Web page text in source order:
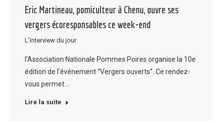
Eric Martineau, pomiculteur à Chenu, ouvre ses
vergers écoresponsables ce week-end
L'interview du jour
l’Association Nationale Pommes Poires organise la 10e
édition de l’événement “Vergers ouverts”. Ce rendez-
vous permet…
Lire la suite